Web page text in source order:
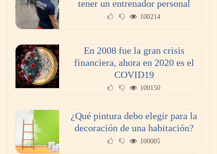
tener un entrenador personal
100214
En 2008 fue la gran crisis
financiera, ahora en 2020 es el
COVID19
100150
¿Qué pintura debo elegir para la
decoración de una habitación?
100005